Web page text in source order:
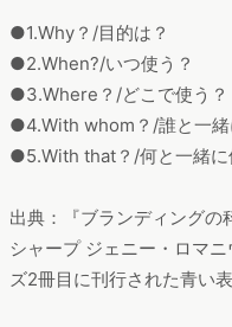
●1.Why？/目的は？
●2.When?/いつ使う？
●3.Where？/どこで使う？
●4.With whom？/誰と一緒
●5.With that？/何と一緒に
出典：『ブランディングの
シャープ ジェニー・ロマ
ズ2冊目に刊行された青い表